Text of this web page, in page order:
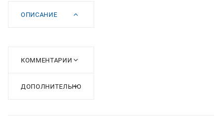
ОПИСАНИЕ
КОММЕНТАРИИ
ДОПОЛНИТЕЛЬНО